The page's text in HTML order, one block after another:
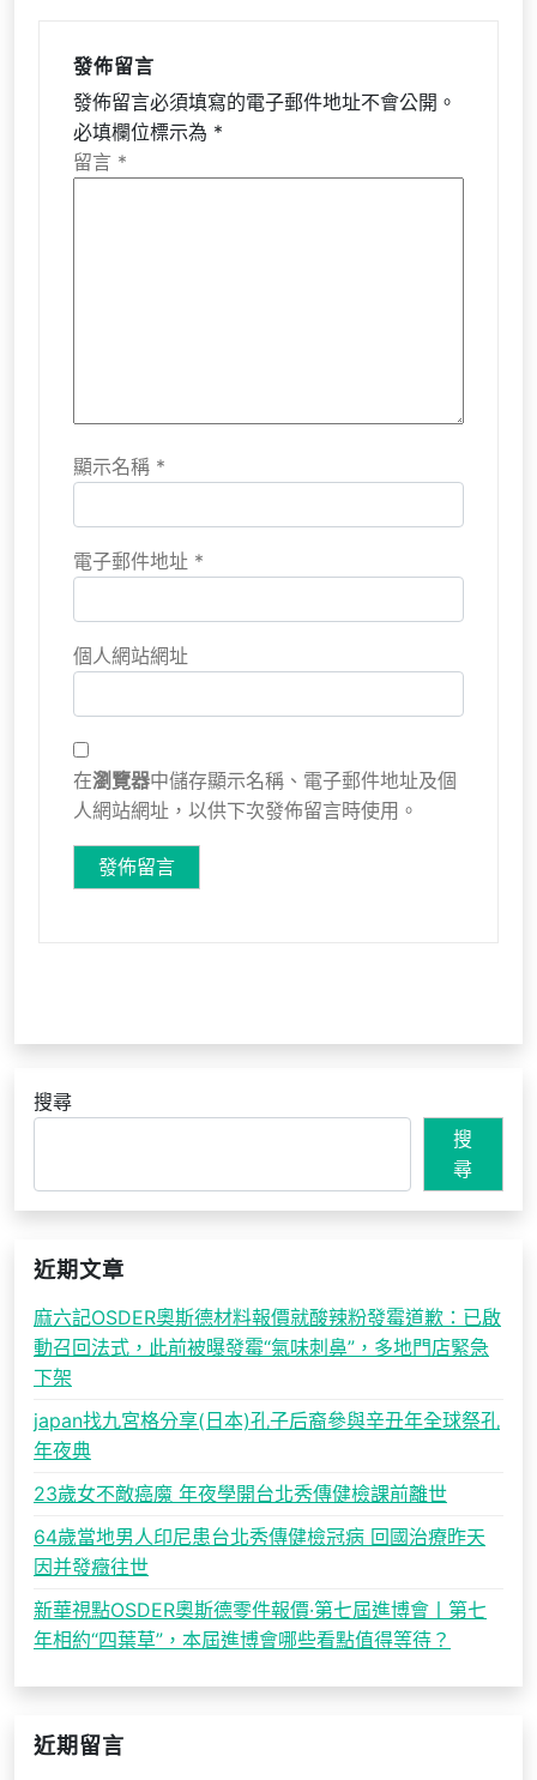
發佈留言
發佈留言必須填寫的電子郵件地址不會公開。
必填欄位標示為 *
留言 *
顯示名稱 *
電子郵件地址 *
個人網站網址
在瀏覽器中儲存顯示名稱、電子郵件地址及個
人網站網址，以供下次發佈留言時使用。
搜尋
搜
尋
近期文章
麻六記OSDER奧斯德材料報價就酸辣粉發霉道歉：已啟
動召回法式，此前被曝發霉“氣味刺鼻”，多地門店緊急
下架
japan找九宮格分享(日本)孔子后裔參與辛丑年全球祭孔
年夜典
23歲女不敵癌魔 年夜學開台北秀傳健檢課前離世
64歲當地男人印尼患台北秀傳健檢冠病 回國治療昨天
因并發癥往世
新華視點OSDER奧斯德零件報價·第七屆進博會丨第七
年相約“四葉草”，本屆進博會哪些看點值得等待？
近期留言